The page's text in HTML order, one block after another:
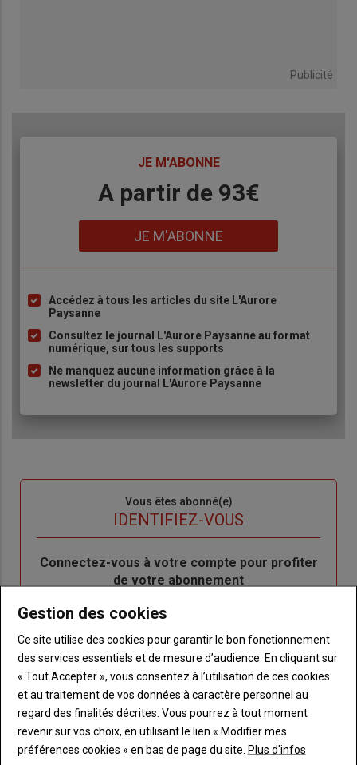
Publicité
JE M'ABONNE
A partir de 93€
JE M'ABONNE
Liste
puce
Accédez à tous les articles du site L'Aurore
Paysanne
Consultez le journal L'Aurore Paysanne au format
numérique, sur tous les supports
Ne manquez aucune information grâce à la
newsletter du journal L'Aurore Paysanne
Vous êtes abonné(e)
IDENTIFIEZ-VOUS
Body
Connectez-vous à votre compte pour profiter
de votre abonnement
Lien
un
nouveau
compte"
Je m'inscrit
"Réinitialiser
votre
mot
de
passe"
Lien
"Je
me
connecte"
Je me connecte
Sous-
Vous n'êtes pas abonné(e)
Gestion des cookies
Ce site utilise des cookies pour garantir le bon fonctionnement
des services essentiels et de mesure d’audience. En cliquant sur
« Tout Accepter », vous consentez à l’utilisation de ces cookies
et au traitement de vos données à caractère personnel au
regard des finalités décrites. Vous pourrez à tout moment
revenir sur vos choix, en utilisant le lien « Modifier mes
préférences cookies » en bas de page du site. Plus d'infos